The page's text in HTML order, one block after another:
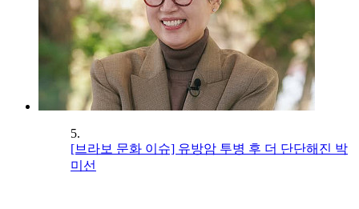
5.
[브라보 문화 이슈] 유방암 투병 후 더 단단해진 박
미선